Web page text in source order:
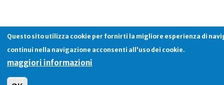
Questo sito utilizza cookie per fornirti la migliore esperienza di
continui nella navigazione acconsenti all'uso dei cookie.
maggiori informazioni